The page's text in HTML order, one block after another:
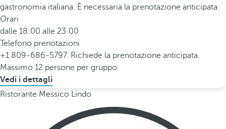
gastronomia italiana. È necessaria la prenotazione anticipata.
Orari
dalle 18:00 alle 23:00
Telefono prenotazioni
+1 809-686-5797. Richiede la prenotazione anticipata.
Massimo 12 persone per gruppo.
Vedi i dettagli
Ristorante Messico Lindo